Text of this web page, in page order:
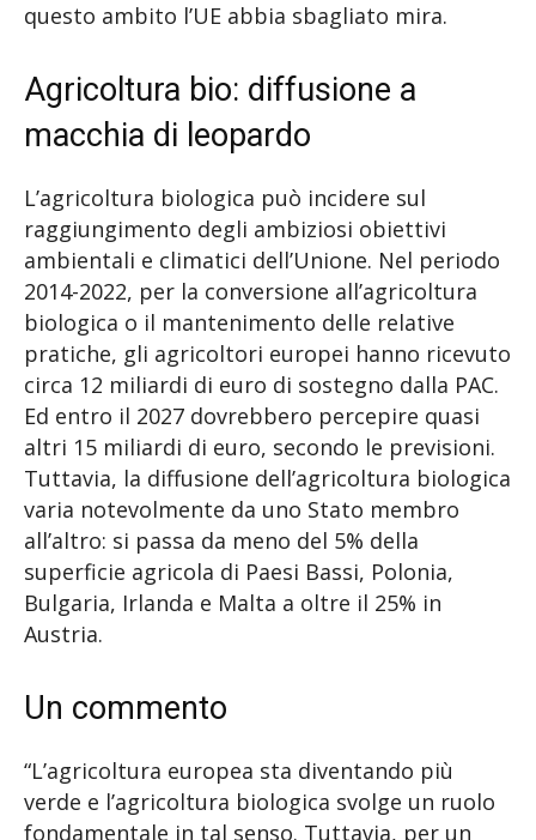
questo ambito l’UE abbia sbagliato mira.
Agricoltura bio: diffusione a
macchia di leopardo
L’agricoltura biologica può incidere sul
raggiungimento degli ambiziosi obiettivi
ambientali e climatici dell’Unione. Nel periodo
2014-2022, per la conversione all’agricoltura
biologica o il mantenimento delle relative
pratiche, gli agricoltori europei hanno ricevuto
circa 12 miliardi di euro di sostegno dalla PAC.
Ed entro il 2027 dovrebbero percepire quasi
altri 15 miliardi di euro, secondo le previsioni.
Tuttavia, la diffusione dell’agricoltura biologica
varia notevolmente da uno Stato membro
all’altro: si passa da meno del 5% della
superficie agricola di Paesi Bassi, Polonia,
Bulgaria, Irlanda e Malta a oltre il 25% in
Austria.
Un commento
“L’agricoltura europea sta diventando più
verde e l’agricoltura biologica svolge un ruolo
fondamentale in tal senso. Tuttavia, per un